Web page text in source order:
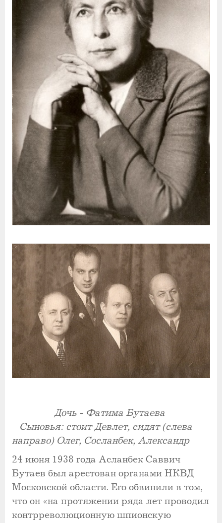
Дочь - Фатима Бутаева
Сыновья: стоит Девлет, сидят (слева
направо) Олег, Сосланбек, Александр
24 июня 1938 года Асланбек Саввич
Бутаев был арестован органами НКВД
Московской области. Его обвинили в том,
что он «на протяжении ряда лет проводил
контрреволюционную шпионскую